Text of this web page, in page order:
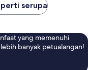
serupa
yang memenuhi
banyak petualangan!